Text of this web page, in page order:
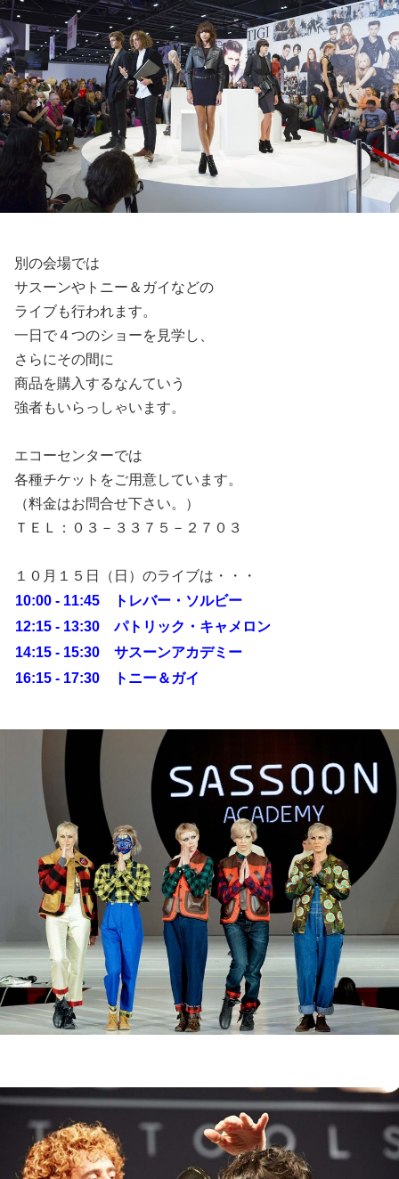
別の会場では
サスーンやトニー＆ガイなどの
ライブも行われます。
一日で４つのショーを見学し、
さらにその間に
商品を購入するなんていう
強者もいらっしゃいます。
エコーセンターでは
各種チケットをご用意しています。
（料金はお問合せ下さい。）
ＴＥＬ：０３－３３７５－２７０３
１０月１５日（日）のライブは・・・
10:00 - 11:45 トレバー・ソルビー
12:15 - 13:30 パトリック・キャメロン
14:15 - 15:30 サスーンアカデミー
16:15 - 17:30 トニー＆ガイ